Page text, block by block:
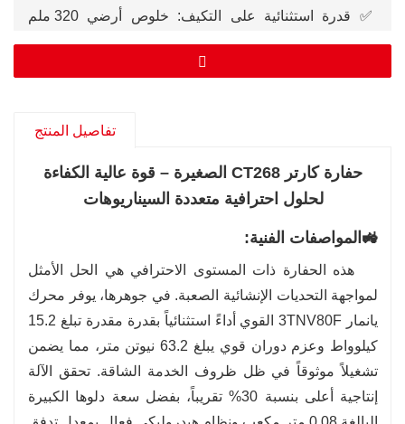
✅ قدرة استثنائية على التكيف: خلوص أرضي 320 ملم
وقدرة تسلق قصوى 58% تسمح بالتنقل في التضاريس
✅ كابينة مشغل ذكية: مغلقة بالكامل، مع لوحة عدادات LCD
متعددة الوظائف، وتكييف هواء، ومقعد معلق قابل للتعديل
✅ توافق متعدد الملحقات: يتيح مجموعة واسعة من العمليات
مع دعم لأكثر من 20 ملحقًا، بما في ذلك الماسكات،
والمثاقب، والكسارات الهيدروليكية.
تفاصيل المنتج
حفارة كارتر CT268 الصغيرة – قوة عالية الكفاءة
لحلول احترافية متعددة السيناريوهات
🚜المواصفات الفنية:
هذه الحفارة ذات المستوى الاحترافي هي الحل الأمثل
لمواجهة التحديات الإنشائية الصعبة. في جوهرها، يوفر محرك
يانمار 3TNV80F القوي أداءً استثنائياً بقدرة مقدرة تبلغ 15.2
كيلوواط وعزم دوران قوي يبلغ 63.2 نيوتن متر، مما يضمن
تشغيلاً موثوقاً في ظل ظروف الخدمة الشاقة. تحقق الآلة
إنتاجية أعلى بنسبة 30% تقريباً، بفضل سعة دلوها الكبيرة